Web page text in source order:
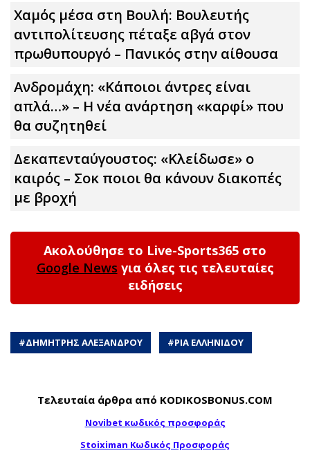
Χαμός μέσα στη Βουλή: Βουλευτής
αντιπολίτευσης πέταξε αβγά στον
πρωθυπουργό – Πανικός στην αίθουσα
Ανδρομάχη: «Κάποιοι άντρες είναι
απλά…» – Η νέα ανάρτηση «καρφί» που
θα συζητηθεί
Δεκαπενταύγουστος: «Κλείδωσε» ο
καιρός – Σoκ ποιοι θα κάνουν διακοπές
με βροχή
Ακολούθησε το Live-Sports365 στο
Google News για όλες τις τελευταίες
ειδήσεις
#ΔΗΜΗΤΡΗΣ ΑΛΕΞΑΝΔΡΟΥ #ΡΙΑ ΕΛΛΗΝΙΔΟΥ
Τελευταία άρθρα από KODIKOSBONUS.COM
Novibet κωδικός προσφοράς
Stoiximan Κωδικός Προσφοράς